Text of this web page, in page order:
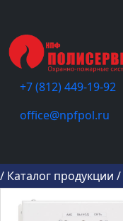
+7 (812) 449-19-92
office@npfpol.ru
/ Каталог продукции /